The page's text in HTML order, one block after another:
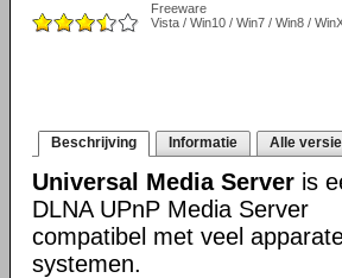
Freeware
Vista / Win10 / Win7 / Win8 /
Beschrijving Informatie Alle
Universal Media Server is
DLNA UPnP Media Server
compatibel met veel
systemen.